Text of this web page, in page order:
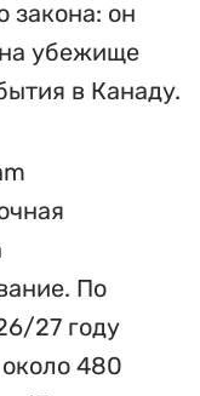
закона: он
на убежище
в Канаду.
По
27 году
480